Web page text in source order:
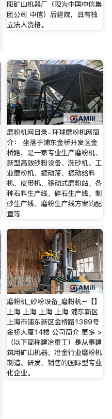
阳矿山机器厂（现为中国中信集
团公司 中信）后建院，具有独
立法人资格。
磨粉机网目录-环球磨粉机网简
介： 坐落于浦东金桥开发区金
桥路，是一家专业生产磨粉机、
新型高效砂粉设备、洗砂机、工
业磨粉机、振动筛、振动给料
机、皮带机、移动式磨粉站、各
种石料生产线、碎石生产线、制
砂生产线、磨粉生产线方案的配
置等
磨粉机_砂粉设备_磨粉机–【】
上海 上海 上海 上海 浦东新区
上海市浦东新区金桥路1389号
金桥大厦14楼 公司简介 更多 >
（以下简称建冶重工）是从事建
筑用矿山机器、冶金行业磨粉机
制造、研发、销售的国际型专业
化企业。